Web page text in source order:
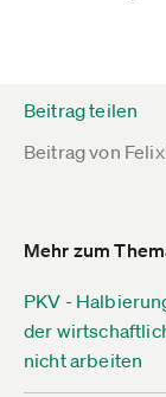
Beitrag teilen
Beitrag von
Mehr zum
PKV -
der
nicht arbeiten